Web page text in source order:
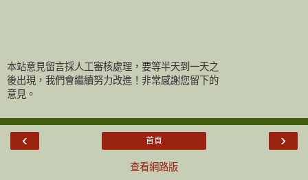
本站意見留言採人工審核處理，要等半天到一天之
後出現，我們會繼續努力改進！非常感謝您留下的
意見。
‹ ›
首頁
查看網路版